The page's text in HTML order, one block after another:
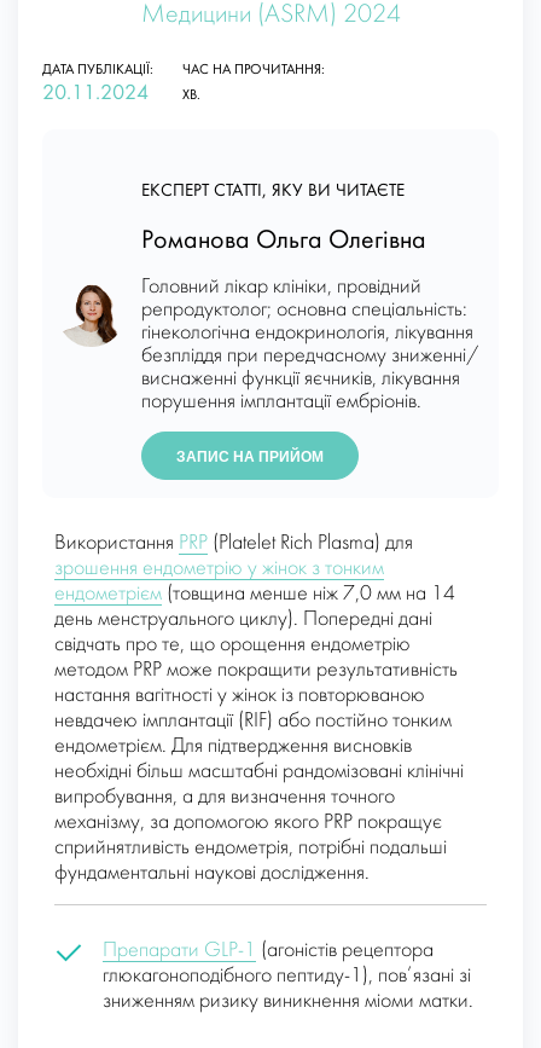
Медицини (ASRM) 2024
ДАТА ПУБЛІКАЦІЇ:
20.11.2024
ЧАС НА ПРОЧИТАННЯ:
ХВ.
ЕКСПЕРТ СТАТТІ, ЯКУ ВИ ЧИТАЄТЕ
Романова Ольга Олегівна
Головний лікар клініки, провідний
репродуктолог; основна спеціальність:
гінекологічна ендокринологія, лікування
безпліддя при передчасному зниженні/
виснаженні функції яєчників, лікування
порушення імплантації ембріонів.
ЗАПИС НА ПРИЙОМ
Використання PRP (Platelet Rich Plasma) для
зрошення ендометрію у жінок з тонким
ендометрієм (товщина менше ніж 7,0 мм на 14
день менструального циклу). Попередні дані
свідчать про те, що орощення ендометрію
методом PRP може покращити результативність
настання вагітності у жінок із повторюваною
невдачею імплантації (RIF) або постійно тонким
ендометрієм. Для підтвердження висновків
необхідні більш масштабні рандомізовані клінічні
випробування, а для визначення точного
механізму, за допомогою якого PRP покращує
сприйнятливість ендометрія, потрібні подальші
фундаментальні наукові дослідження.
Препарати GLP-1 (агоністів рецептора
глюкагоноподібного пептиду-1), пов’язані зі
зниженням ризику виникнення міоми матки.